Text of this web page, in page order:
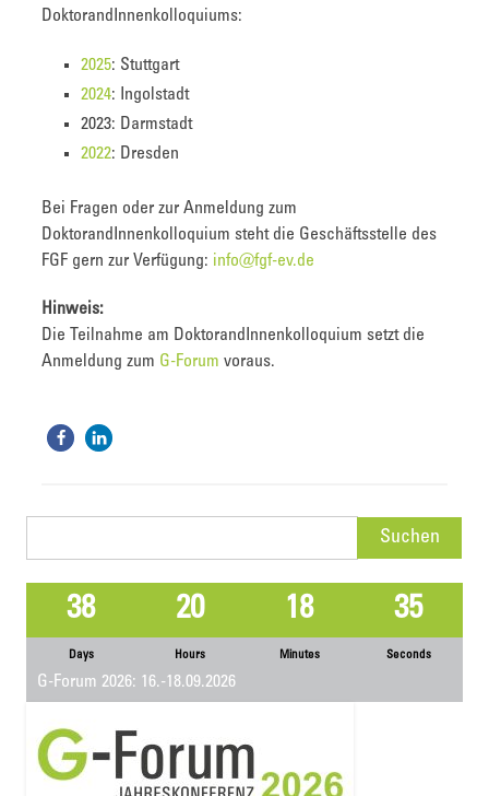
DoktorandInnenkolloquiums:
2025: Stuttgart
2024: Ingolstadt
2023: Darmstadt
2022: Dresden
Bei Fragen oder zur Anmeldung zum
DoktorandInnenkolloquium steht die Geschäftsstelle des
FGF gern zur Verfügung: info@fgf-ev.de
Hinweis:
Die Teilnahme am DoktorandInnenkolloquium setzt die
Anmeldung zum G-Forum voraus.
38
Days
20
Hours
18
Minutes
35
Seconds
G-Forum 2026: 16.-18.09.2026